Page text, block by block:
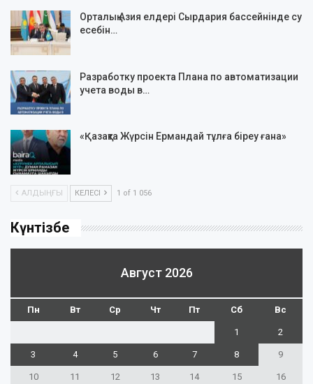
Орталық Азия елдері Сырдария бассейнінде су
есебін…
Разработку проекта Плана по автоматизации
учета воды в…
«Қазақта Жүрсін Ермандай тұлға біреу ғана»
АЛДЫҢҒЫ КЕЛЕСІ 1 of 1 056
Күнтізбе
Август 2026
Пн Вт Ср Чт Пт Сб Вс
1 2
3 4 5 6 7 8 9
10 11 12 13 14 15 16